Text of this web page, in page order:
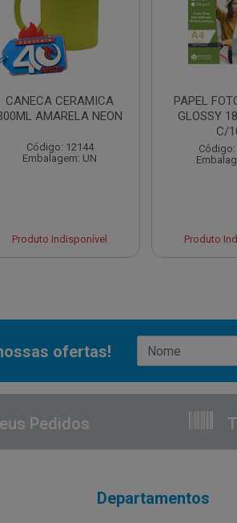
CANECA CERAMICA
AMARELA NEON
Código: 12144
Embalagem: UN
Produto Indisponível
PAPEL
GLOSSY
C/
Código:
Produto
ofertas!
Pedidos
Departamentos